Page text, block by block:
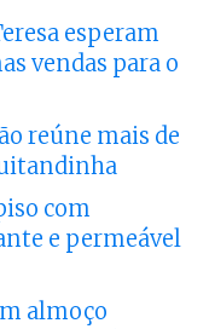
esperam
vendas para o
reúne mais de
com
e permeável
almoço